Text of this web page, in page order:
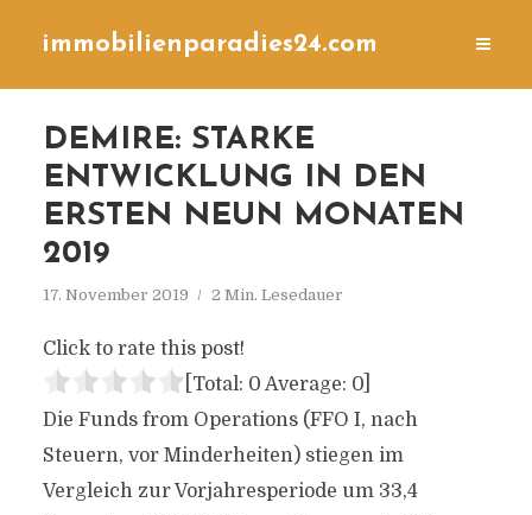
immobilienparadies24.com
DEMIRE: STARKE
ENTWICKLUNG IN DEN
ERSTEN NEUN MONATEN
2019
17. November 2019 2 Min. Lesedauer
Click to rate this post!
[Total: 0 Average: 0]
Die Funds from Operations (FFO I, nach
Steuern, vor Minderheiten) stiegen im
Vergleich zur Vorjahresperiode um 33,4